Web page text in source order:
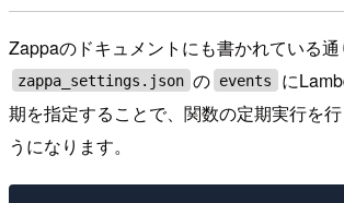
Zappaのドキュメントにも書かれている通
zappa_settings.json の events
に
期を指定することで、関数の定期実行を
うになります。